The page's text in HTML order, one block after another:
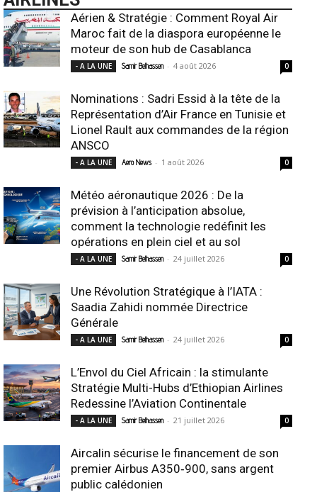
Aérien & Stratégie : Comment Royal Air
Maroc fait de la diaspora européenne le
moteur de son hub de Casablanca
- A LA UNE Samir Belhassen - 4 août 2026 0
Nominations : Sadri Essid à la tête de la
Représentation d’Air France en Tunisie et
Lionel Rault aux commandes de la région
ANSCO
- A LA UNE Aero News - 1 août 2026 0
Météo aéronautique 2026 : De la
prévision à l’anticipation absolue,
comment la technologie redéfinit les
opérations en plein ciel et au sol
- A LA UNE Samir Belhassen - 24 juillet 2026 0
Une Révolution Stratégique à l’IATA :
Saadia Zahidi nommée Directrice
Générale
- A LA UNE Samir Belhassen - 24 juillet 2026 0
L’Envol du Ciel Africain : la stimulante
Stratégie Multi-Hubs d’Ethiopian Airlines
Redessine l’Aviation Continentale
- A LA UNE Samir Belhassen - 21 juillet 2026 0
Aircalin sécurise le financement de son
premier Airbus A350‑900, sans argent
public calédonien